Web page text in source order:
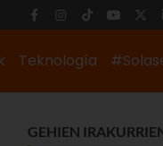
Teknología
GEHIEN